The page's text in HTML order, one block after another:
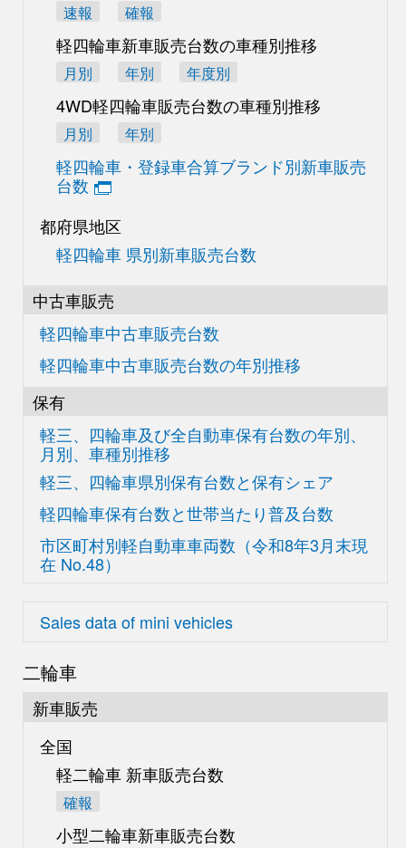
速報 確報
軽四輪車新車販売台数の車種別推移
月別 年別 年度別
4WD軽四輪車販売台数の車種別推移
月別 年別
軽四輪車・登録車合算ブランド別新車販売
台数
都府県地区
軽四輪車 県別新車販売台数
中古車販売
軽四輪車中古車販売台数
軽四輪車中古車販売台数の年別推移
保有
軽三、四輪車及び全自動車保有台数の年別、
月別、車種別推移
軽三、四輪車県別保有台数と保有シェア
軽四輪車保有台数と世帯当たり普及台数
市区町村別軽自動車車両数 （令和8年3月末現
在 No.48）
Sales data of mini vehicles
二輪車
新車販売
全国
軽二輪車 新車販売台数
確報
小型二輪車新車販売台数